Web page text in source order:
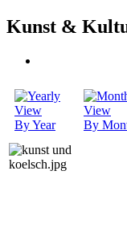
Kunst &
By Year By